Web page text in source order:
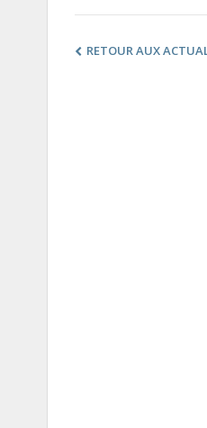
RETOUR AUX